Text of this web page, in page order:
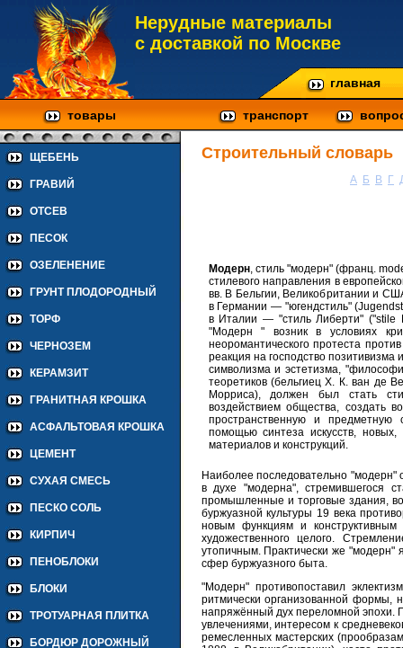
Нерудные материалы
с доставкой по Москве
главная
товары транспорт
ЩЕБЕНЬ
ГРАВИЙ
ОТСЕВ
ПЕСОК
ОЗЕЛЕНЕНИЕ
ГРУНТ ПЛОДОРОДНЫЙ
ТОРФ
ЧЕРНОЗЕМ
КЕРАМЗИТ
ГРАНИТНАЯ КРОШКА
АСФАЛЬТОВАЯ КРОШКА
ЦЕМЕНТ
СУХАЯ СМЕСЬ
ПЕСКО СОЛЬ
КИРПИЧ
ПЕНОБЛОКИ
БЛОКИ
ТРОТУАРНАЯ ПЛИТКА
БОРДЮР ДОРОЖНЫЙ
Строительный словарь
А Б В Г
Модерн, стиль "модерн" (франц.
стилевого направления в
вв. В Бельгии, Великобритании и
в Германии — "югендстиль"
в Италии — "стиль Либерти" ("stile
"Модерн " возник в условиях
неоромантического протеста
реакция на господство
символизма и эстетизма,
теоретиков (бельгиец Х. К. ван де
Морриса), должен был стать
воздействием общества, создать
пространственную и предметную
помощью синтеза искусств,
материалов и конструкций.
Наиболее последовательно
в духе "модерна", стремившегося
промышленные и торговые здания,
буржуазной культуры 19 века
новым функциям и
художественного целого.
утопичным. Практически же "модерн"
сфер буржуазного быта.
"Модерн" противопоставил
ритмически организованной формы,
напряжённый дух переломной эпохи.
увлечениями, интересом к
ремесленных мастерских